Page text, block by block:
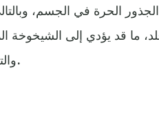
الحرة في الجسم،
ما قد يؤدي إلى الشيخوخة
والتجاعيد.